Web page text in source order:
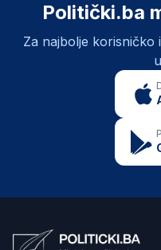
Politički.ba
Za najbolje korisničko